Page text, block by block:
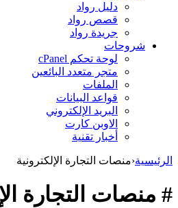
دليل رواد
قصص رواد
جريدة رواد
شروحات
لوحة تحكم cPanel
متجر متعدد البائعين
الملفات
قواعد البيانات
البريد الإلكتروني
الاوبن كارت
أخبار تقنية
الرئيسية‹منصات التجارة الإلكترونية
# منصات التجارة